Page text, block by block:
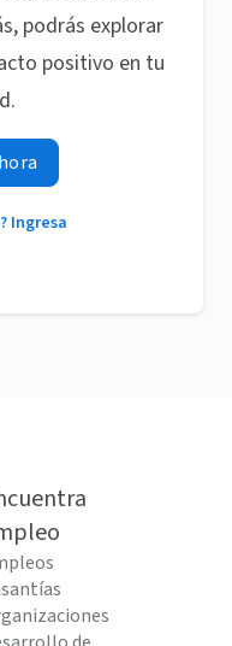
podrás explorar
positivo en tu
Ingresa